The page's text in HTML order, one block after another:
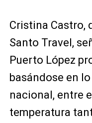
Cristina Castro,
Santo Travel,
Puerto López
basándose en
nacional, entre
temperatura